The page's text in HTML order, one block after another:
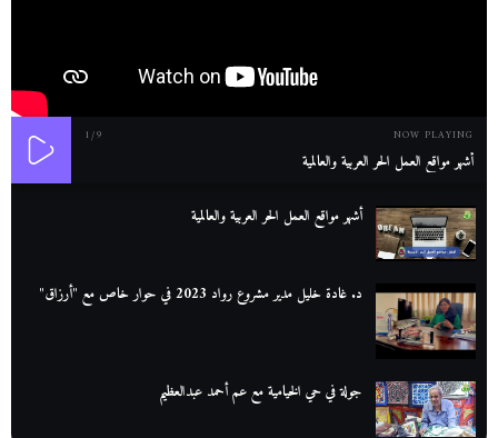
NOW PLAYING
1/9
أشهر مواقع العمل الحر العربية والعالمية
أشهر مواقع العمل الحر العربية والعالمية
د. غادة خليل مدير مشروع رواد 2023 في حوار خاص مع "أرزاق"
جولة في حي الخيامية مع عم أحمد عبدالعظيم